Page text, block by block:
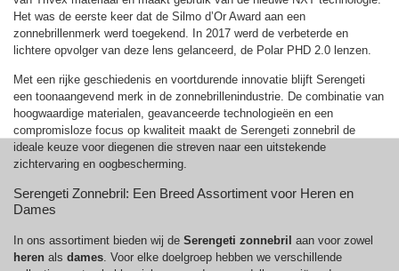
Het was de eerste keer dat de Silmo d’Or Award aan een
zonnebrillenmerk werd toegekend. In 2017 werd de verbeterde en
lichtere opvolger van deze lens gelanceerd, de Polar PHD 2.0 lenzen.
Met een rijke geschiedenis en voortdurende innovatie blijft Serengeti
een toonaangevend merk in de zonnebrillenindustrie. De combinatie van
hoogwaardige materialen, geavanceerde technologieën en een
compromisloze focus op kwaliteit maakt de Serengeti zonnebril de
ideale keuze voor diegenen die streven naar een uitstekende
zichtervaring en oogbescherming.
Serengeti Zonnebril: Een Breed Assortiment voor Heren en
Dames
In ons assortiment bieden wij de Serengeti zonnebril aan voor zowel
heren als dames . Voor elke doelgroep hebben we verschillende